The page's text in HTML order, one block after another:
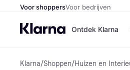
Voor shoppersVoor bedrijven
Ontdek Klarna
Klarna/Shoppen/Huizen en